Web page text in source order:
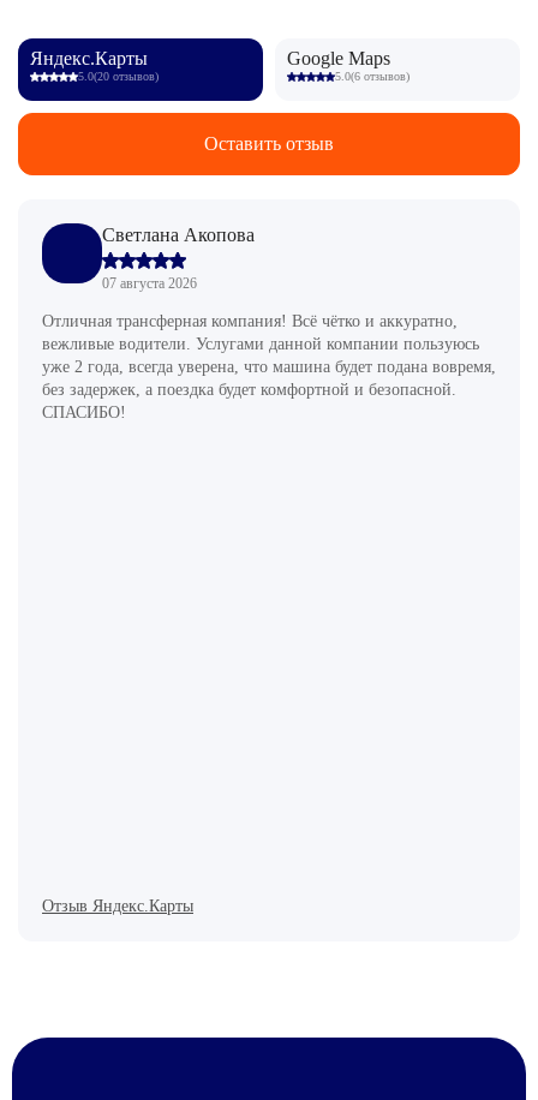
Яндекс.Карты
5.0(20 отзывов)
Google Maps
5.0(6 отзывов)
Оставить отзыв
Светлана Акопова
07 августа 2026
Отличная трансферная компания! Всё чётко и аккуратно,
вежливые водители. Услугами данной компании пользуюсь
уже 2 года, всегда уверена, что машина будет подана вовремя,
без задержек, а поездка будет комфортной и безопасной.
СПАСИБО!
Отзыв Яндекс.Карты